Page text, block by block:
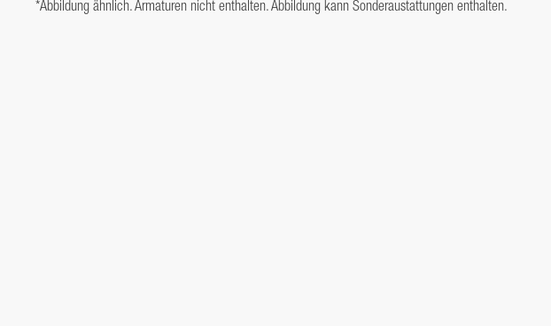
*Abbildung ähnlich. Armaturen nicht enthalten. Abbildung kann Sonderaustattungen enthalten.